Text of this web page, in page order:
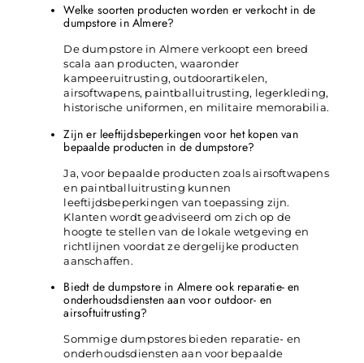
Welke soorten producten worden er verkocht in de
dumpstore in Almere?
De dumpstore in Almere verkoopt een breed
scala aan producten, waaronder
kampeeruitrusting, outdoorartikelen,
airsoftwapens, paintballuitrusting, legerkleding,
historische uniformen, en militaire memorabilia.
Zijn er leeftijdsbeperkingen voor het kopen van
bepaalde producten in de dumpstore?
Ja, voor bepaalde producten zoals airsoftwapens
en paintballuitrusting kunnen
leeftijdsbeperkingen van toepassing zijn.
Klanten wordt geadviseerd om zich op de
hoogte te stellen van de lokale wetgeving en
richtlijnen voordat ze dergelijke producten
aanschaffen.
Biedt de dumpstore in Almere ook reparatie- en
onderhoudsdiensten aan voor outdoor- en
airsoftuitrusting?
Sommige dumpstores bieden reparatie- en
onderhoudsdiensten aan voor bepaalde